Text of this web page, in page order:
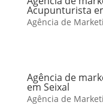
Acupunturista
Agência de
Agência de
em Seixal
Agência de